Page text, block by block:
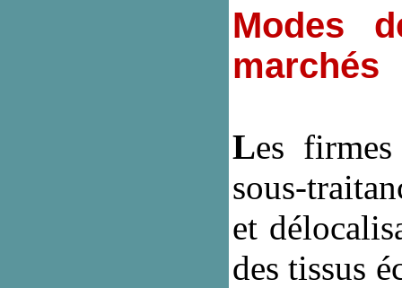
Modes
marchés
Les
sous-
et
des tissus